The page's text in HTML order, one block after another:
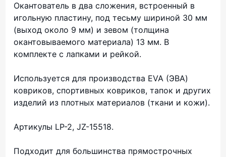
Окантователь в два сложения, встроенный в
игольную пластину, под тесьму шириной 30 мм
(выход около 9 мм) и зевом (толщина
окантовываемого материала) 13 мм. В
комплекте с лапками и рейкой.
Используется для производства EVA (ЭВА)
ковриков, спортивных ковриков, тапок и других
изделий из плотных материалов (ткани и кожи).
Артикулы LP-2, JZ-15518.
Подходит для большинства прямострочных